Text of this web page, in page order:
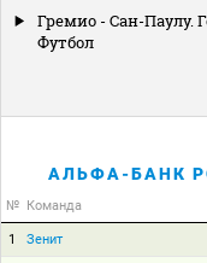
Гремио - Сан-Паулу.
Футбол
АЛЬФА-БАНК
№ Команда
1 Зенит